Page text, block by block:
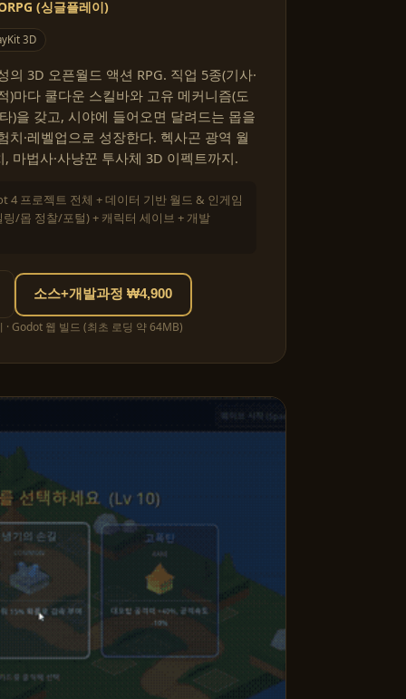
(싱글플레이)
3D
3D 오픈월드 액션 RPG. 직업 5종(기사·
)마다 쿨다운 스킬바와 고유 메커니즘(도
)을 갖고, 시야에 들어오면 달려드는 몹을
치·레벨업으로 성장한다. 헥사곤 광역 월
마법사·사냥꾼 투사체 3D 이펙트까지.
4 프로젝트 전체 + 데이터 기반 월드 & 인게임
/몹 정찰/포털) + 캐릭터 세이브 + 개발
소스+개발과정 ₩4,900
Godot 웹 빌드 (최초 로딩 약 64MB)